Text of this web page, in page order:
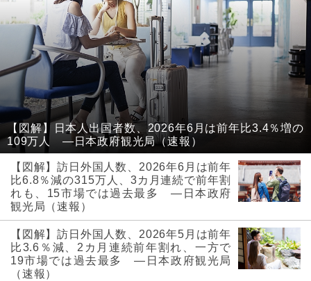
【図解】日本人出国者数、2026年6月は前年比3.4％増の
109万人 ―日本政府観光局（速報）
【図解】訪日外国人数、2026年6月は前年
比6.8％減の315万人、3カ月連続で前年割
れも、15市場では過去最多 ―日本政府
観光局（速報）
【図解】訪日外国人数、2026年5月は前年
比3.6％減、2カ月連続前年割れ、一方で
19市場では過去最多 ―日本政府観光局
（速報）